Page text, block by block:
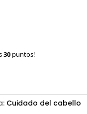
30 puntos!
Cuidado del cabello